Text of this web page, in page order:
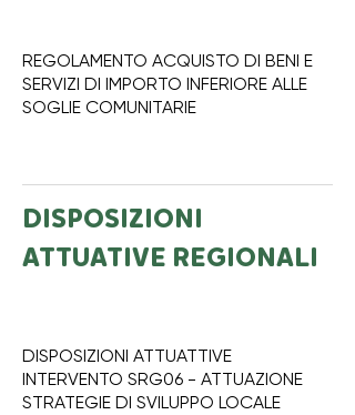
REGOLAMENTO ACQUISTO DI BENI E
SERVIZI DI IMPORTO INFERIORE ALLE
SOGLIE COMUNITARIE
DISPOSIZIONI
ATTUATIVE REGIONALI
DISPOSIZIONI ATTUATTIVE
INTERVENTO SRG06 - ATTUAZIONE
STRATEGIE DI SVILUPPO LOCALE